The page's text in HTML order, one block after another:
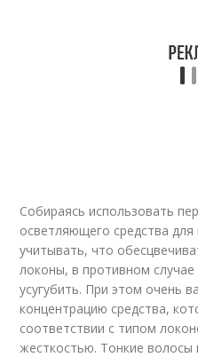
Собираясь использовать
осветляющего средства
учитывать, что
локоны, в противном
усугубить. При этом очень
концентрацию средства,
соответствии с типом
жесткостью. Тонкие